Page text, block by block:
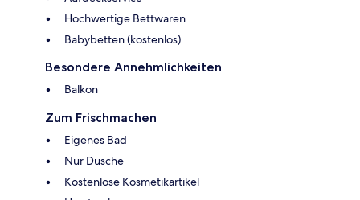
Hochwertige Bettwaren
Babybetten (kostenlos)
Besondere Annehmlichkeiten
Balkon
Zum Frischmachen
Eigenes Bad
Nur Dusche
Kostenlose Kosmetikartikel